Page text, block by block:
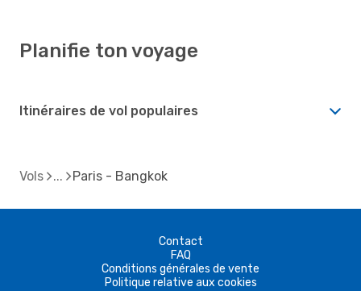
Planifie ton voyage
Itinéraires de vol populaires
Vols Paris - Bangkok
Contact
FAQ
Conditions générales de vente
Politique relative aux cookies